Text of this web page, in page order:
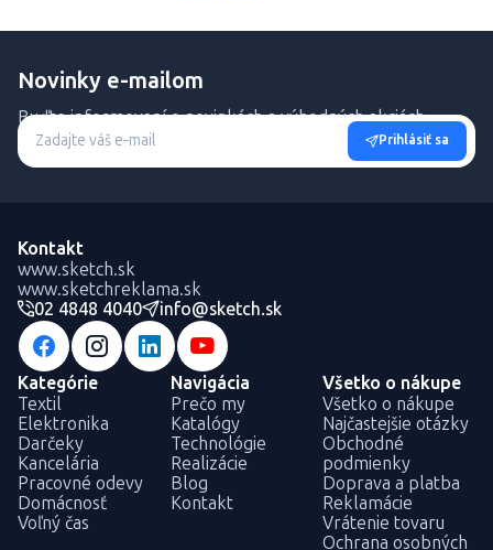
Novinky e-mailom
Buďte informovaní o novinkách a výhodných akciách.
Prihlásiť sa
Kontakt
www.sketch.sk
www.sketchreklama.sk
02 4848 4040
info@sketch.sk
Kategórie
Textil
Elektronika
Darčeky
Kancelária
Pracovné odevy
Domácnosť
Voľný čas
Navigácia
Prečo my
Katalógy
Technológie
Realizácie
Blog
Kontakt
Všetko o nákupe
Všetko o nákupe
Najčastejšie otázky
Obchodné
podmienky
Doprava a platba
Reklamácie
Vrátenie tovaru
Ochrana osobných